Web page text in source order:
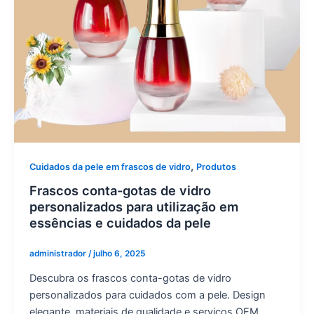
Cuidados da pele em frascos de vidro, Produtos
Frascos conta-gotas de vidro
personalizados para utilização em
essências e cuidados da pele
administrador /julho 6, 2025
Descubra os frascos conta-gotas de vidro
personalizados para cuidados com a pele. Design